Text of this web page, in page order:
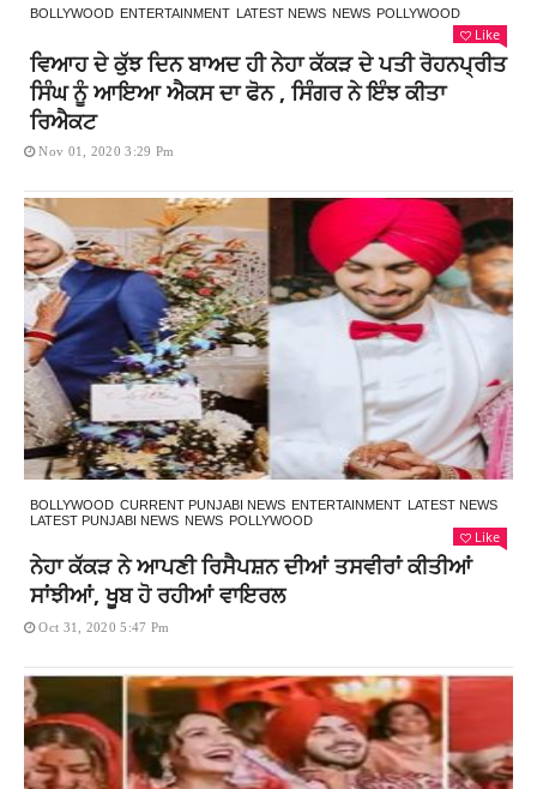
BOLLYWOOD ENTERTAINMENT LATEST NEWS NEWS POLLYWOOD
Like
ਵਿਆਹ ਦੇ ਕੁੱਝ ਦਿਨ ਬਾਅਦ ਹੀ ਨੇਹਾ ਕੱਕੜ ਦੇ ਪਤੀ ਰੋਹਨਪ੍ਰੀਤ
ਸਿੰਘ ਨੂੰ ਆਇਆ ਐਕਸ ਦਾ ਫੋਨ , ਸਿੰਗਰ ਨੇ ਇੰਝ ਕੀਤਾ
ਰਿਐਕਟ
Nov 01, 2020 3:29 Pm
BOLLYWOOD CURRENT PUNJABI NEWS ENTERTAINMENT LATEST NEWS
LATEST PUNJABI NEWS NEWS POLLYWOOD
Like
ਨੇਹਾ ਕੱਕੜ ਨੇ ਆਪਣੀ ਰਿਸੈਪਸ਼ਨ ਦੀਆਂ ਤਸਵੀਰਾਂ ਕੀਤੀਆਂ
ਸਾਂਝੀਆਂ, ਖੂਬ ਹੋ ਰਹੀਆਂ ਵਾਇਰਲ
Oct 31, 2020 5:47 Pm